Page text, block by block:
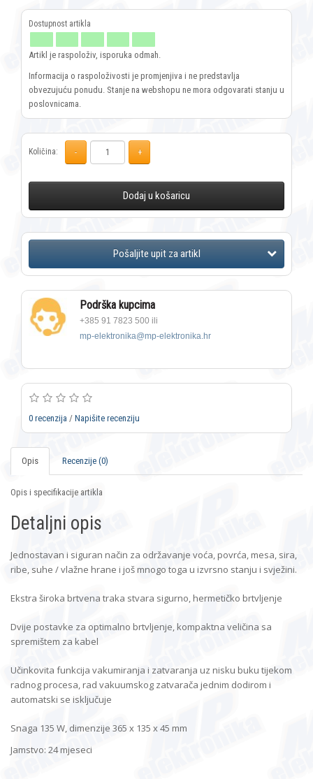
Artikl je raspoloživ, isporuka odmah.
Informacija o raspoloživosti je promjenjiva i ne predstavlja
obvezujuću ponudu. Stanje na webshopu ne mora odgovarati stanju u
poslovnicama.
Količina:
Dodaj u košaricu
Podrška kupcima
+385 91 7823 500 ili
mp-elektronika@mp-elektronika.hr
0 recenzija / Napišite recenziju
Opis Recenzije (0)
Opis i specifikacije artikla
Detaljni opis
Jednostavan i siguran način za održavanje voća, povrća, mesa, sira,
ribe, suhe / vlažne hrane i još mnogo toga u izvrsno stanju i svježini.
Ekstra široka brtvena traka stvara sigurno, hermetičko brtvljenje
Dvije postavke za optimalno brtvljenje, kompaktna veličina sa
spremištem za kabel
Učinkovita funkcija vakumiranja i zatvaranja uz nisku buku tijekom
radnog procesa, rad vakuumskog zatvarača jednim dodirom i
automatski se isključuje
Snaga 135 W, dimenzije 365 x 135 x 45 mm
Jamstvo: 24 mjeseci